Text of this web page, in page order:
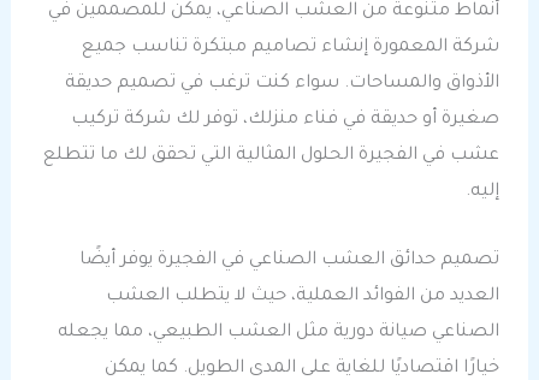
أنماط متنوعة من العشب الصناعي، يمكن للمصممين في
شركة المعمورة إنشاء تصاميم مبتكرة تناسب جميع
الأذواق والمساحات. سواء كنت ترغب في تصميم حديقة
صغيرة أو حديقة في فناء منزلك، توفر لك شركة تركيب
عشب في الفجيرة الحلول المثالية التي تحقق لك ما تتطلع
إليه.
تصميم حدائق العشب الصناعي في الفجيرة يوفر أيضًا
العديد من الفوائد العملية، حيث لا يتطلب العشب
الصناعي صيانة دورية مثل العشب الطبيعي، مما يجعله
خيارًا اقتصاديًا للغاية على المدى الطويل. كما يمكن